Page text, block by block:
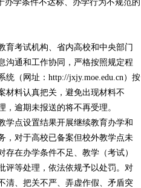
办学条件不达标、办学行为不规范的
育考试机构、省内高校和中央部门
沟通和工作协同，严格按照规定程
统（网址： http://jxjy.moe.edu.cn）按
材料认真把关，避免出现材料不
逾期未报送的将不再受理。
学点设置结果开展继续教育办学和
，对于高校已备案但校外教学点未
在办学条件不足、教学（考试）
评等处理，依法依规予以处罚。对
、把关不严、弄虚作假、 矛盾突